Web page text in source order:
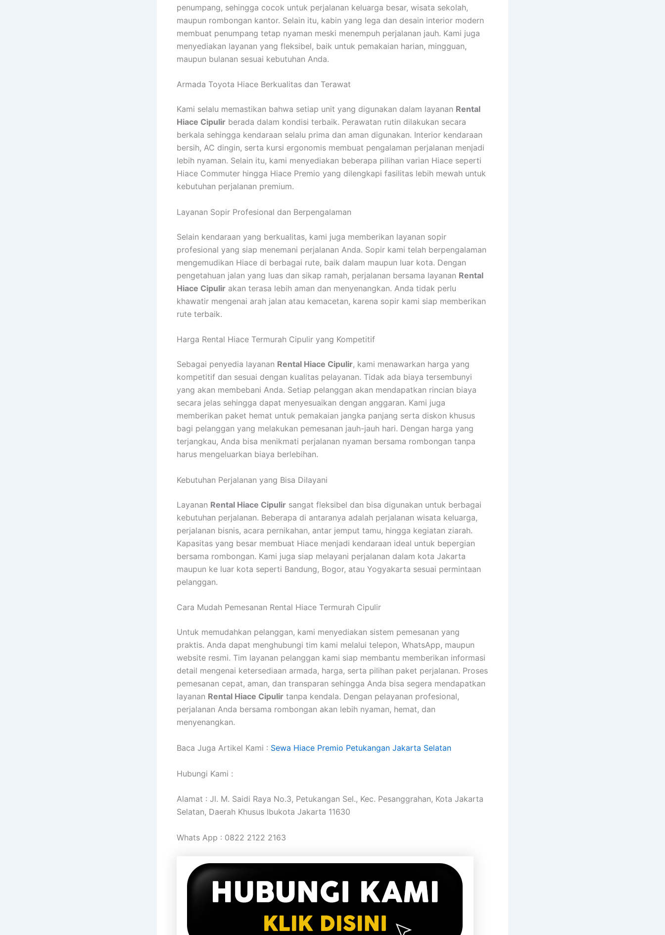
penumpang, sehingga cocok untuk perjalanan keluarga besar, wisata sekolah,
maupun rombongan kantor. Selain itu, kabin yang lega dan desain interior modern
membuat penumpang tetap nyaman meski menempuh perjalanan jauh. Kami juga
menyediakan layanan yang fleksibel, baik untuk pemakaian harian, mingguan,
maupun bulanan sesuai kebutuhan Anda.
Armada Toyota Hiace Berkualitas dan Terawat
Kami selalu memastikan bahwa setiap unit yang digunakan dalam layanan Rental
Hiace Cipulir berada dalam kondisi terbaik. Perawatan rutin dilakukan secara
berkala sehingga kendaraan selalu prima dan aman digunakan. Interior kendaraan
bersih, AC dingin, serta kursi ergonomis membuat pengalaman perjalanan menjadi
lebih nyaman. Selain itu, kami menyediakan beberapa pilihan varian Hiace seperti
Hiace Commuter hingga Hiace Premio yang dilengkapi fasilitas lebih mewah untuk
kebutuhan perjalanan premium.
Layanan Sopir Profesional dan Berpengalaman
Selain kendaraan yang berkualitas, kami juga memberikan layanan sopir
profesional yang siap menemani perjalanan Anda. Sopir kami telah berpengalaman
mengemudikan Hiace di berbagai rute, baik dalam maupun luar kota. Dengan
pengetahuan jalan yang luas dan sikap ramah, perjalanan bersama layanan Rental
Hiace Cipulir akan terasa lebih aman dan menyenangkan. Anda tidak perlu
khawatir mengenai arah jalan atau kemacetan, karena sopir kami siap memberikan
rute terbaik.
Harga Rental Hiace Termurah Cipulir yang Kompetitif
Sebagai penyedia layanan Rental Hiace Cipulir, kami menawarkan harga yang
kompetitif dan sesuai dengan kualitas pelayanan. Tidak ada biaya tersembunyi
yang akan membebani Anda. Setiap pelanggan akan mendapatkan rincian biaya
secara jelas sehingga dapat menyesuaikan dengan anggaran. Kami juga
memberikan paket hemat untuk pemakaian jangka panjang serta diskon khusus
bagi pelanggan yang melakukan pemesanan jauh-jauh hari. Dengan harga yang
terjangkau, Anda bisa menikmati perjalanan nyaman bersama rombongan tanpa
harus mengeluarkan biaya berlebihan.
Kebutuhan Perjalanan yang Bisa Dilayani
Layanan Rental Hiace Cipulir sangat fleksibel dan bisa digunakan untuk berbagai
kebutuhan perjalanan. Beberapa di antaranya adalah perjalanan wisata keluarga,
perjalanan bisnis, acara pernikahan, antar jemput tamu, hingga kegiatan ziarah.
Kapasitas yang besar membuat Hiace menjadi kendaraan ideal untuk bepergian
bersama rombongan. Kami juga siap melayani perjalanan dalam kota Jakarta
maupun ke luar kota seperti Bandung, Bogor, atau Yogyakarta sesuai permintaan
pelanggan.
Cara Mudah Pemesanan Rental Hiace Termurah Cipulir
Untuk memudahkan pelanggan, kami menyediakan sistem pemesanan yang
praktis. Anda dapat menghubungi tim kami melalui telepon, WhatsApp, maupun
website resmi. Tim layanan pelanggan kami siap membantu memberikan informasi
detail mengenai ketersediaan armada, harga, serta pilihan paket perjalanan. Proses
pemesanan cepat, aman, dan transparan sehingga Anda bisa segera mendapatkan
layanan Rental Hiace Cipulir tanpa kendala. Dengan pelayanan profesional,
perjalanan Anda bersama rombongan akan lebih nyaman, hemat, dan
menyenangkan.
Baca Juga Artikel Kami : Sewa Hiace Premio Petukangan Jakarta Selatan
Hubungi Kami :
Alamat : Jl. M. Saidi Raya No.3, Petukangan Sel., Kec. Pesanggrahan, Kota Jakarta
Selatan, Daerah Khusus Ibukota Jakarta 11630
Whats App : 0822 2122 2163